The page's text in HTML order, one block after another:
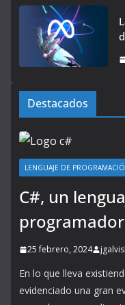
Destacados
LENGUAJE DE
C#, un
25 febrero, 2024
En lo que lleva
evidenciado una gran